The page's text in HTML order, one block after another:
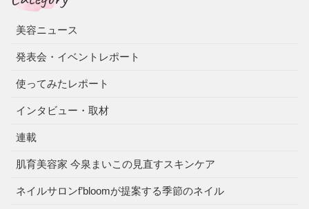
美容ニュース
発表会・イベントレポート
使ってみたレポート
インタビュー・取材
連載
肌育美容家 今泉まいこの見直すスキンケア
ネイルサロンf’bloomが提案する季節のネイル